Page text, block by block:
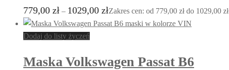
779,00 zł – 1029,00 złZakres cen: od 779,00 zł do 1029,00 zł
Dodaj do listy życzeń
Maska Volkswagen Passat B6